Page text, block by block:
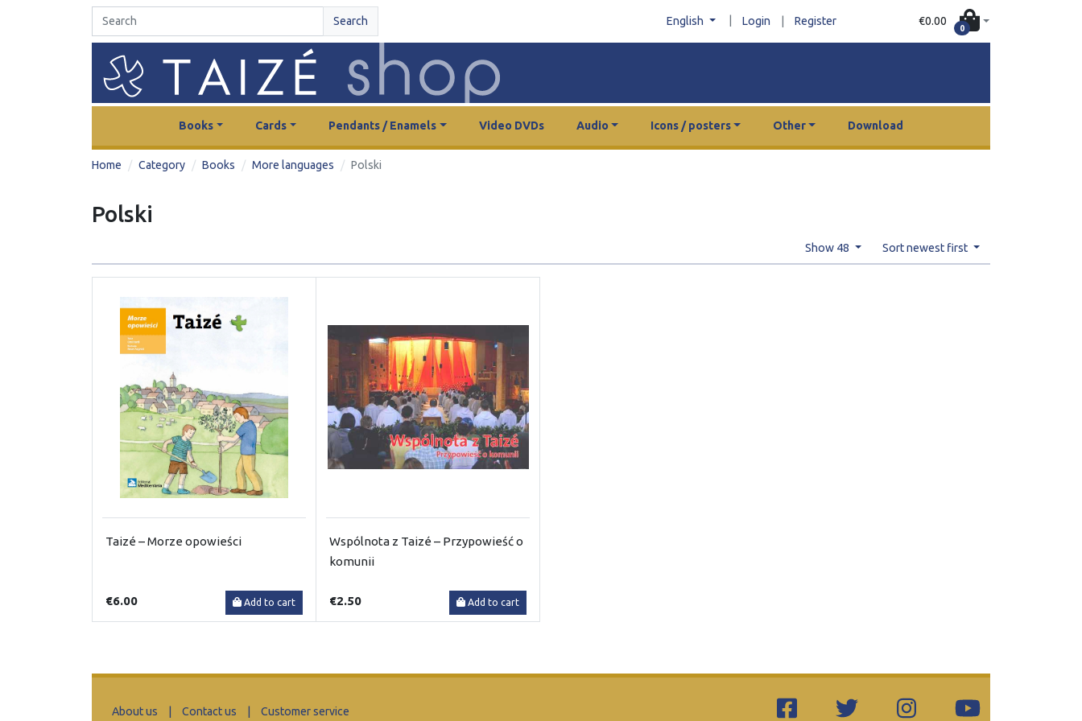
Search English Login Register €0.00
0
Books Cards Pendants / Enamels Video DVDs Audio Icons / posters Other Download
Home Category Books More languages Polski
Polski
Show 48 Sort newest first
Taizé – Morze opowieści
€6.00 Add to cart
Wspólnota z Taizé – Przypowieść o
komunii
€2.50 Add to cart
About us | Contact us | Customer service